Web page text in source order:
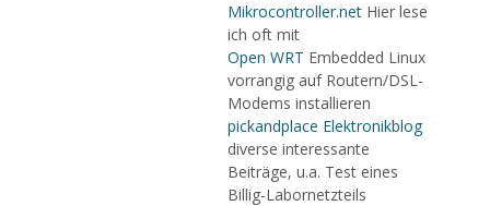
Mikrocontroller.netHier lese
ich oft mit
Open WRT Embedded Linux
vorrangig auf Routern/DSL-
Modems installieren
pickandplace Elektronikblog
diverse interessante
Beiträge, u.a. Test eines
Billig-Labornetzteils